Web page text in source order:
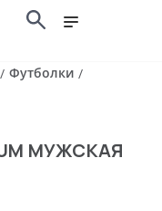
/ Футболки /
МУЖСКАЯ